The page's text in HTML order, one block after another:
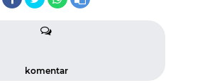
komentar